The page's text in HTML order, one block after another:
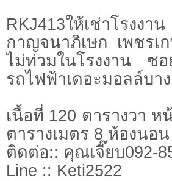
RKJ413ให้เช่าโรงง
กาญจนาภิเษก เพชร
ไม่ท่วมในโรงงาน ซ
รถไฟฟ้าเดอะมอลล์บา
เนื้อที่ 120 ตารางวา ห
ตารางเมตร 8 ห้องนอ
ติดต่อ:: คุณเจี๊ยบ092-
Line :: Keti2522